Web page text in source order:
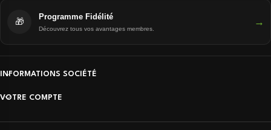
🎁 Programme Fidélité
Découvrez tous vos avantages membres.
→
INFORMATIONS SOCIÉTÉ
VOTRE COMPTE